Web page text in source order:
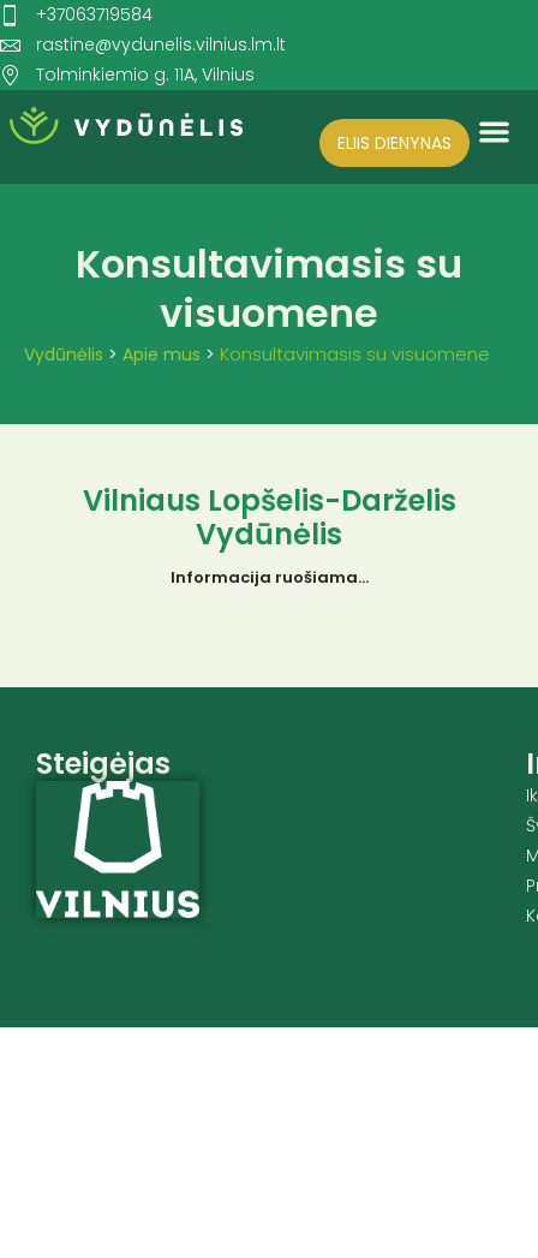
+37063719584
rastine@vydunelis.vilnius.lm.lt
Tolminkiemio g. 11A, Vilnius
ELIIS DIENYNAS
Konsultavimasis su
visuomene
Vydūnėlis > Apie mus > Konsultavimasis su visuomene
Vilniaus Lopšelis-Darželis
Vydūnėlis
Informacija ruošiama…
Steigėjas